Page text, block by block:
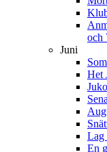
och
Juni
Het
Lag
En